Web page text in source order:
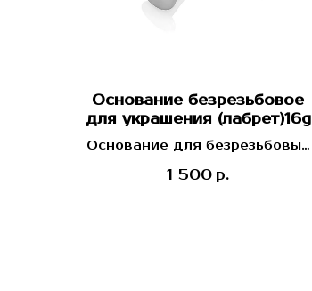
Основание безрезьбовое
для украшения (лабрет)16g
Основание для безрезьбовых
1 500 р.